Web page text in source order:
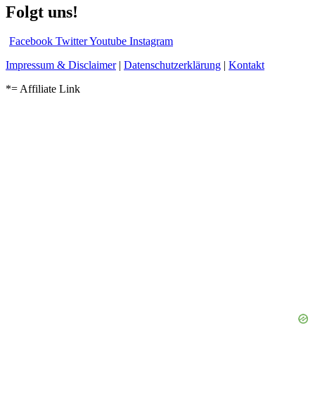
Folgt uns!
Facebook TwitterYoutube Instagram
Impressum & Disclaimer| Datenschutzerklärung | Kontakt
*= Affiliate Link